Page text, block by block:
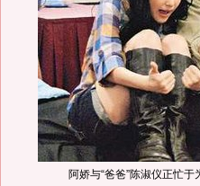
阿娇与“爸爸”陈淑仪正忙